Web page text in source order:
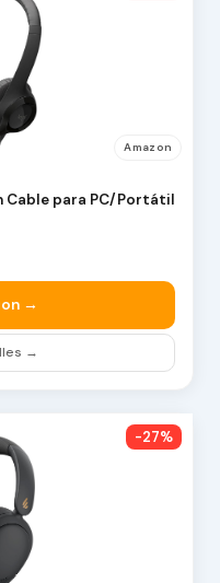
Amazon
Cable para PC/Portátil
→
→
-27%